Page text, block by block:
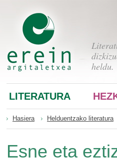
heldu.
LITERATURA
Hasiera Helduentzako literatura
Esne eta